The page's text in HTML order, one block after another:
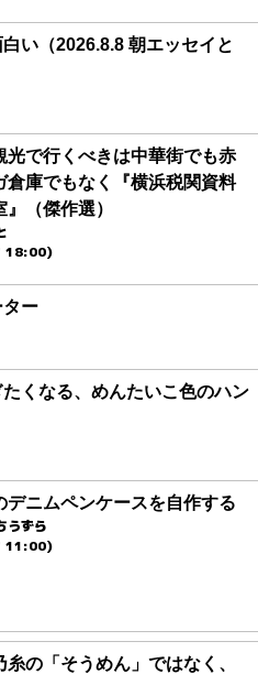
い（2026.8.8 朝エッセイと
光で行くべきは中華街でも赤
倉庫でもなく『横浜税関資料
』（傑作選）
18:00)
ー
くなる、めんたいこ色のハン
デニムペンケースを自作する
うずら
11:00)
糸の「そうめん」ではなく、